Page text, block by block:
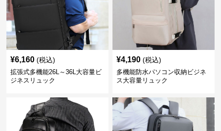
¥6,160 (税込)
拡張式多機能26L～36L大容量ビ
ジネスリュック
¥4,190 (税込)
多機能防水パソコン収納ビジネ
ス大容量リュック